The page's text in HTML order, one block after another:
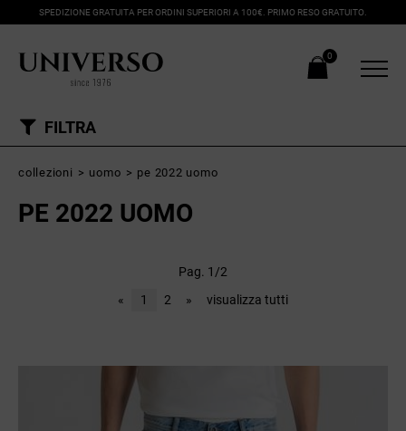
SPEDIZIONE GRATUITA PER ORDINI SUPERIORI A 100€. PRIMO RESO GRATUITO.
0
FILTRA
collezioni > uomo > pe 2022 uomo
PE 2022 UOMO
Pag. 1/2
«
1 2 » visualizza tutti